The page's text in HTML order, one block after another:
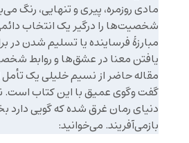
مادی روزمره، پیری و تنهایی، رنگ
شخصیت‌ها را درگیر یک انتخاب
مبارزهٔ فرساینده یا تسلیم شدن در
یافتن معنا در عشق‌ها و روابط
مقاله حاضر از نسیم خلیلی یک تأمل
گفت وگوی عمیق با این کتاب است.
دنیای رمان غرق شده که گویی دارد
بازمی‌آفریند. می‌خوانید: